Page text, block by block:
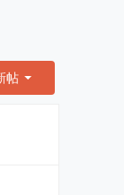
帖